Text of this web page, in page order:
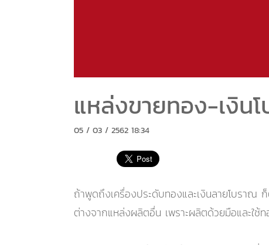
แหล่งขายทอง-เงิน
05 / 03 / 2562 18:34
ถ้าพูดถึงเครื่องประดับทองและเงินลายโบราณ
ต่างจากแหล่งผลิตอื่น เพราะผลิตด้วยมือและใ